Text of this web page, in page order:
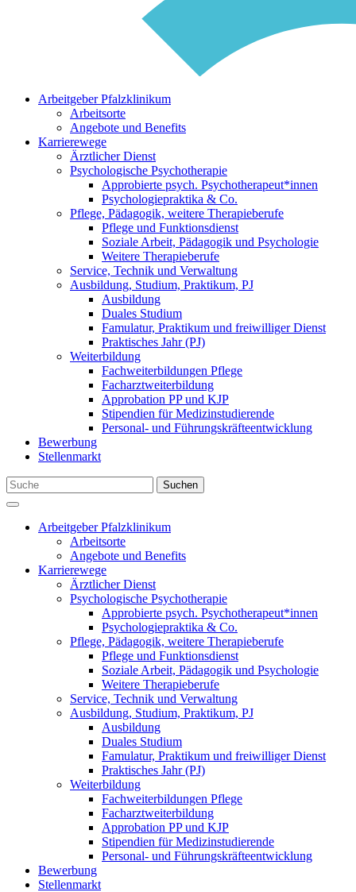
Arbeitgeber Pfalzklinikum
Arbeitsorte
Angebote und Benefits
Karrierewege
Ärztlicher Dienst
Psychologische Psychotherapie
Approbierte psych. Psychotherapeut*innen
Psychologiepraktika & Co.
Pflege, Pädagogik, weitere Therapieberufe
Pflege und Funktionsdienst
Soziale Arbeit, Pädagogik und Psychologie
Weitere Therapieberufe
Service, Technik und Verwaltung
Ausbildung, Studium, Praktikum, PJ
Ausbildung
Duales Studium
Famulatur, Praktikum und freiwilliger Dienst
Praktisches Jahr (PJ)
Weiterbildung
Fachweiterbildungen Pflege
Facharztweiterbildung
Approbation PP und KJP
Stipendien für Medizinstudierende
Personal- und Führungskräfteentwicklung
Bewerbung
Stellenmarkt
Suchen
Arbeitgeber Pfalzklinikum
Arbeitsorte
Angebote und Benefits
Karrierewege
Ärztlicher Dienst
Psychologische Psychotherapie
Approbierte psych. Psychotherapeut*innen
Psychologiepraktika & Co.
Pflege, Pädagogik, weitere Therapieberufe
Pflege und Funktionsdienst
Soziale Arbeit, Pädagogik und Psychologie
Weitere Therapieberufe
Service, Technik und Verwaltung
Ausbildung, Studium, Praktikum, PJ
Ausbildung
Duales Studium
Famulatur, Praktikum und freiwilliger Dienst
Praktisches Jahr (PJ)
Weiterbildung
Fachweiterbildungen Pflege
Facharztweiterbildung
Approbation PP und KJP
Stipendien für Medizinstudierende
Personal- und Führungskräfteentwicklung
Bewerbung
Stellenmarkt